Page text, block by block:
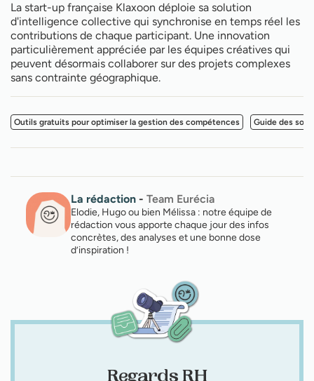
La start-up française Klaxoon déploie sa solution
d'intelligence collective qui synchronise en temps réel les
contributions de chaque participant. Une innovation
particulièrement appréciée par les équipes créatives qui
peuvent désormais collaborer sur des projets complexes
sans contrainte géographique.
Outils gratuits pour optimiser la gestion des compétences Guide des soft
La rédaction - Team Eurécia
Elodie, Hugo ou bien Mélissa : notre équipe de
rédaction vous apporte chaque jour des infos
concrètes, des analyses et une bonne dose
d’inspiration !
Regards RH